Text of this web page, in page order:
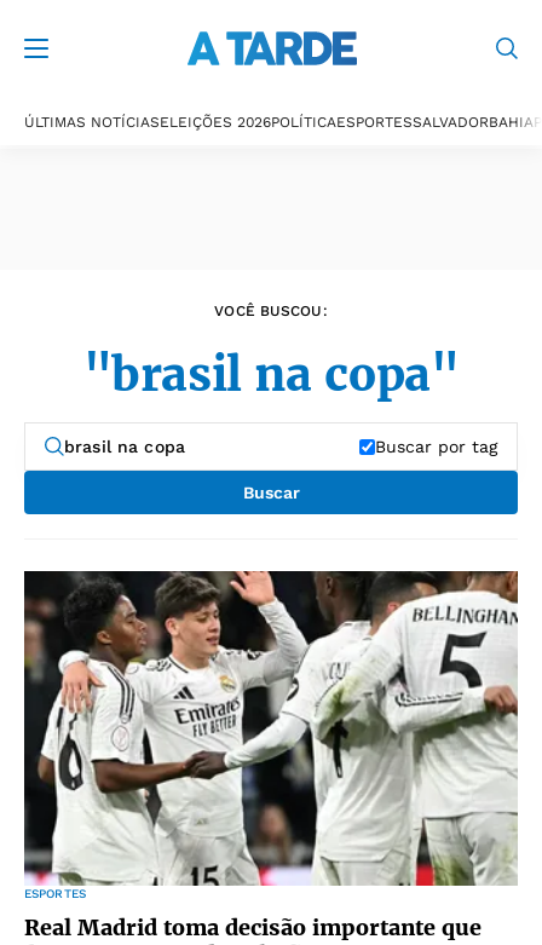
ÚLTIMAS NOTÍCIASELEIÇÕES 2026POLÍTICAESPORTESSALVADORBAHIA
VOCÊ BUSCOU:
"brasil na copa"
Buscar por tag
Buscar
ESPORTES
Real Madrid toma decisão importante que